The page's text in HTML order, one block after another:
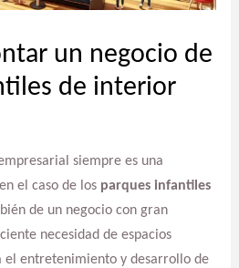
un negocio de
de interior
siempre es una
el caso de los parques infantiles
de un negocio con gran
necesidad de espacios
el entretenimiento y desarrollo de